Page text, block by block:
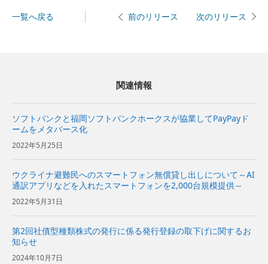
一覧へ戻る 前のリリース 次のリリース
関連情報
ソフトバンクと福岡ソフトバンクホークスが協業してPayPayド
ームをメタバース化
2022年5月25日
ウクライナ避難民へのスマートフォン無償貸し出しについて～AI
通訳アプリなどを入れたスマートフォンを2,000台規模提供～
2022年5月31日
第2回社債型種類株式の発行に係る発行登録の取下げに関するお
知らせ
2024年10月7日